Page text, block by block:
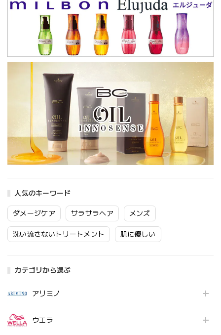
人気のキーワード
ダメージケア サラサラヘア メンズ
洗い流さないトリートメント 肌に優しい
カテゴリから選ぶ
アリミノ
ウエラ